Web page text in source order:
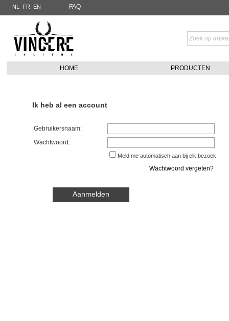
NL FR EN FAQ
HOME PRODUCTEN
Ik heb al een account
Gebruikersnaam:
Wachtwoord:
Meld me automatisch aan bij elk bezoek
Wachtwoord vergeten?
Aanmelden